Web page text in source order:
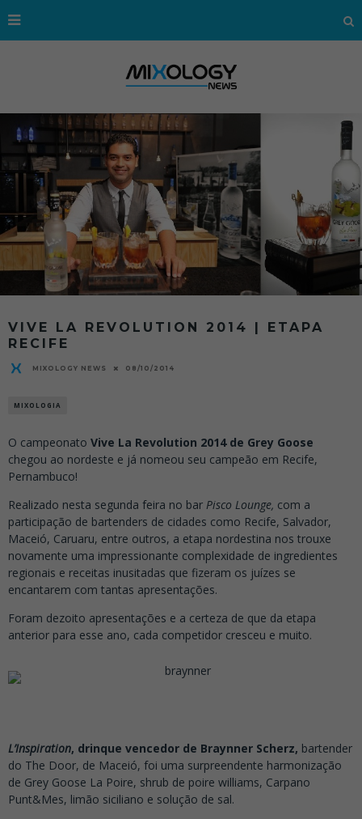
VIVE LA REVOLUTION 2014 | ETAPA
RECIFE
MIXOLOGY NEWS 08/10/2014
MIXOLOGIA
O campeonato Vive La Revolution 2014 de Grey Goose
chegou ao nordeste e já nomeou seu campeão em Recife,
Pernambuco!
Realizado nesta segunda feira no bar Pisco Lounge, com a
participação de bartenders de cidades como Recife, Salvador,
Maceió, Caruaru, entre outros, a etapa nordestina nos trouxe
novamente uma impressionante complexidade de ingredientes
regionais e receitas inusitadas que fizeram os juízes se
encantarem com tantas apresentações.
Foram dezoito apresentações e a certeza de que da etapa
anterior para esse ano, cada competidor cresceu e muito.
L’Inspiration, drinque vencedor de Braynner Scherz, bartender
do The Door, de Maceió, foi uma surpreendente harmonização
de Grey Goose La Poire, shrub de poire williams, Carpano
Punt&Mes, limão siciliano e solução de sal.